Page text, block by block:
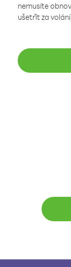
nemusíte
ušetřit za